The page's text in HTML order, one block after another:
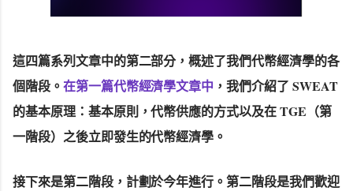
這四篇系列文章中的第二部分，概述了我們代幣經濟學的各
個階段。 在第一篇代幣經濟學文章中 ，我們介紹了 SWEAT
的基本原理：基本原則，代幣供應的方式以及在 TGE（第
一階段）之後立即發生的代幣經濟學。
接下來是第二階段，計劃於今年進行。第二階段是我們歡迎